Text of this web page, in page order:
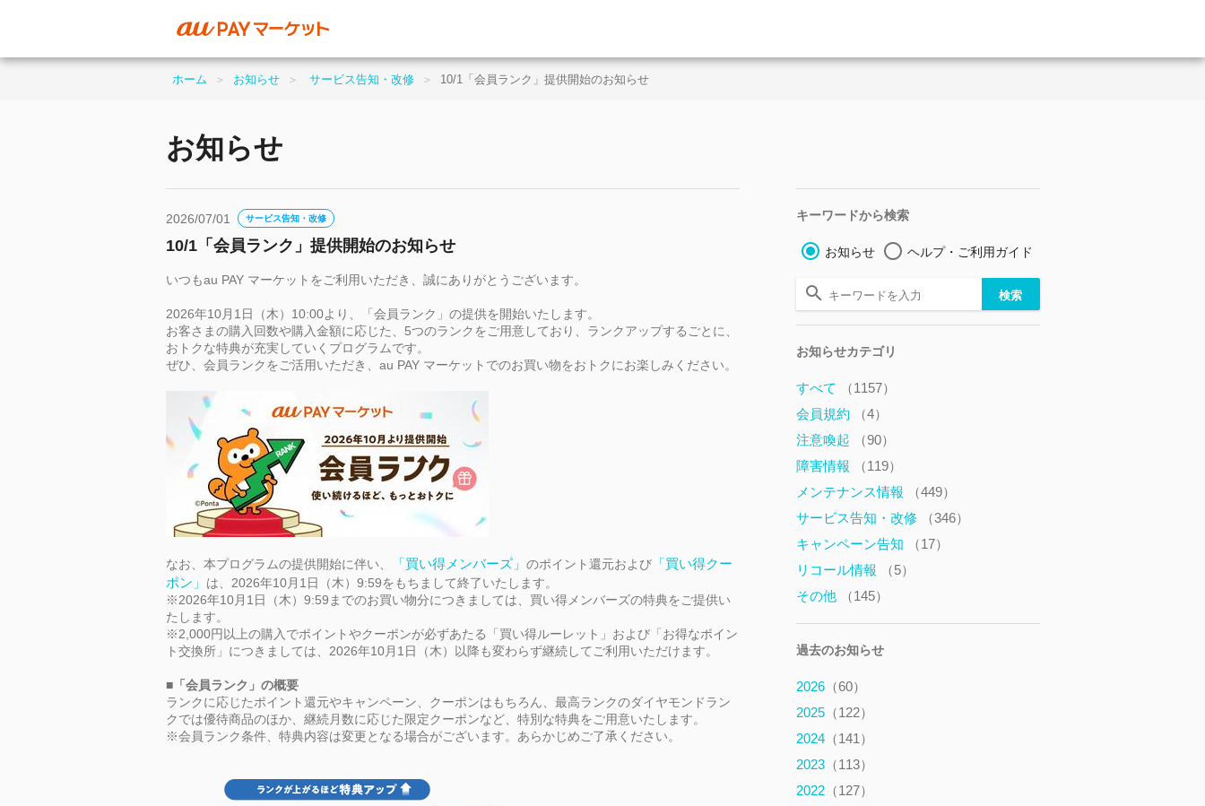
ホーム ＞ お知らせ ＞ サービス告知・改修 ＞ 10/1「会員ランク」提供開始のお知らせ
お知らせ
2026/07/01 サービス告知・改修
10/1「会員ランク」提供開始のお知らせ
いつもau PAY マーケットをご利用いただき、誠にありがとうございます。
2026年10月1日（木）10:00より、「会員ランク」の提供を開始いたします。
お客さまの購入回数や購入金額に応じた、5つのランクをご用意しており、ランクアップするごとに、
おトクな特典が充実していくプログラムです。
ぜひ、会員ランクをご活用いただき、au PAY マーケットでのお買い物をおトクにお楽しみください。
なお、本プログラムの提供開始に伴い、 「買い得メンバーズ」 のポイント還元および「買い得クー
ポン」
は、2026年10月1日（木）9:59をもちまして終了いたします。
※2026年10月1日（木）9:59までのお買い物分につきましては、買い得メンバーズの特典をご提供い
たします。
※2,000円以上の購入でポイントやクーポンが必ずあたる「買い得ルーレット」および「お得なポイン
ト交換所」につきましては、2026年10月1日（木）以降も変わらず継続してご利用いただけます。
■「会員ランク」の概要
ランクに応じたポイント還元やキャンペーン、クーポンはもちろん、最高ランクのダイヤモンドラン
クでは優待商品のほか、継続月数に応じた限定クーポンなど、特別な特典をご用意いたします。
※会員ランク条件、特典内容は変更となる場合がございます。あらかじめご了承ください。
キーワードから検索
お知らせ ヘルプ・ご利用ガイド
お知らせカテゴリ
すべて
（1157）
会員規約
（4）
注意喚起
（90）
障害情報
（119）
メンテナンス情報
（449）
サービス告知・改修
（346）
キャンペーン告知
（17）
リコール情報
（5）
その他
（145）
過去のお知らせ
2026（60）
2025（122）
2024（141）
2023（113）
2022（127）